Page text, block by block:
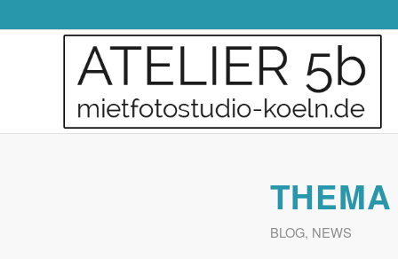
BLOG, NEWS